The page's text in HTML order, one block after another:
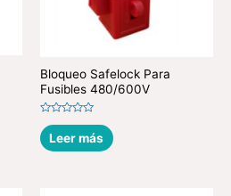
Bloqueo Safelock Para
Fusibles 480/600V
Valorado
en
0
de
Leer más